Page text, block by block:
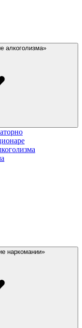
алкоголизма»
наркомании»